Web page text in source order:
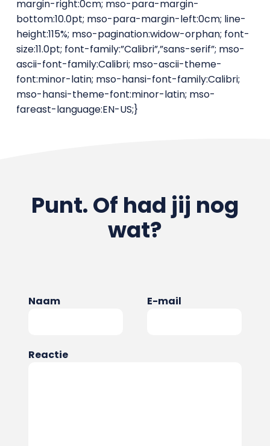
margin-right:0cm; mso-para-margin-
bottom:10.0pt; mso-para-margin-left:0cm; line-
height:115%; mso-pagination:widow-orphan; font-
size:11.0pt; font-family:”Calibri”,”sans-serif”; mso-
ascii-font-family:Calibri; mso-ascii-theme-
font:minor-latin; mso-hansi-font-family:Calibri;
mso-hansi-theme-font:minor-latin; mso-
fareast-language:EN-US;}
Punt. Of had jij nog
wat?
Naam E-mail
Reactie